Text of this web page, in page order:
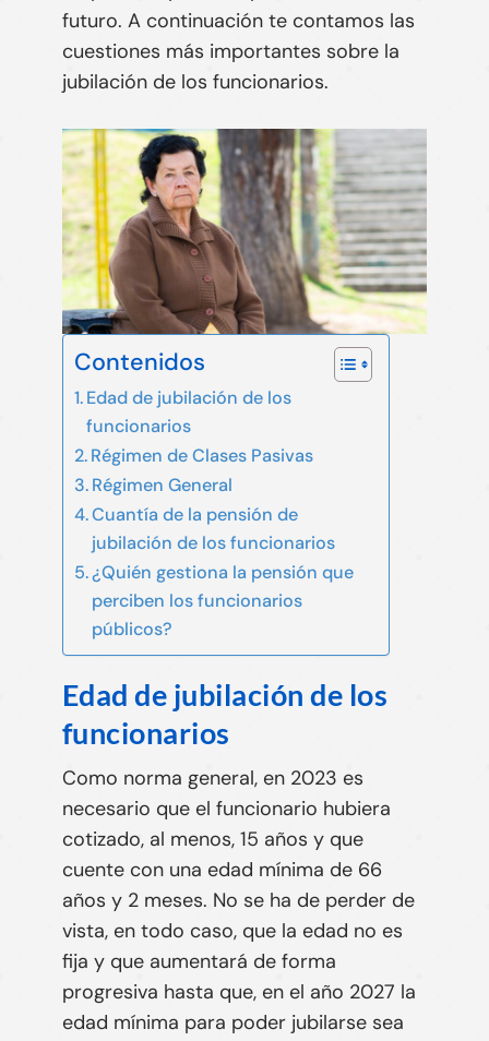
futuro. A continuación te contamos las
cuestiones más importantes sobre la
jubilación de los funcionarios.
Contenidos
Edad de jubilación de los
funcionarios
Régimen de Clases Pasivas
Régimen General
Cuantía de la pensión de
jubilación de los funcionarios
¿Quién gestiona la pensión que
perciben los funcionarios
públicos?
Edad de jubilación de los
funcionarios
Como norma general, en 2023 es
necesario que el funcionario hubiera
cotizado, al menos, 15 años y que
cuente con una edad mínima de 66
años y 2 meses. No se ha de perder de
vista, en todo caso, que la edad no es
fija y que aumentará de forma
progresiva hasta que, en el año 2027 la
edad mínima para poder jubilarse sea